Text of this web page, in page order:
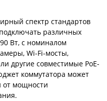
спектр стандартов
различных
Вт, с номиналом
Wi-Fi-мосты,
другие совместимые PoE-
коммутатора может
от мощности